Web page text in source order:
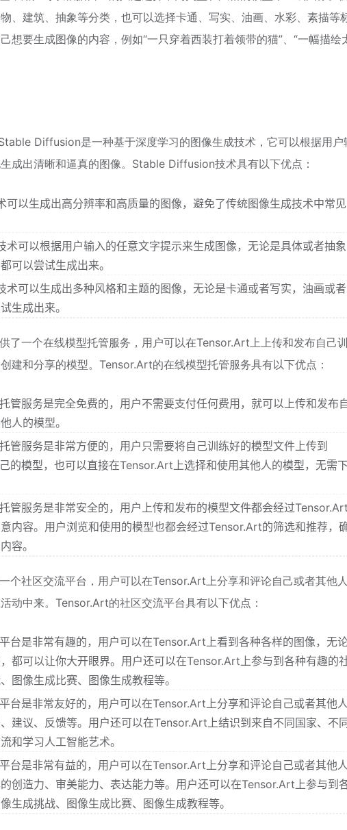
、建筑、抽象等分类，也可以选择卡通、写实、油画、水彩、素描等
想要生成图像的内容，例如“一只穿着西装打着领带的猫”、“一幅描绘
Diffusion是一种基于深度学习的图像生成技术，它可以根据用户
成出清晰和逼真的图像。Stable Diffusion技术具有以下优点：
以生成出高分辨率和高质量的图像，避免了传统图像生成技术中常
可以根据用户输入的任意文字提示来生成图像，无论是具体或者抽
可以尝试生成出来。
可以生成出多种风格和主题的图像，无论是卡通或者写实，油画或
生成出来。
了一个在线模型托管服务，用户可以在Tensor.Art上上传和发布自己
建和分享的模型。Tensor.Art的在线模型托管服务具有以下优点：
管服务是完全免费的，用户不需要支付任何费用，就可以上传和发布
人的模型。
管服务是非常方便的，用户只需要将自己训练好的模型文件上传到
的模型，也可以直接在Tensor.Art上选择和使用其他人的模型，无需
管服务是非常安全的，用户上传和发布的模型文件都会经过
内容。用户浏览和使用的模型也都会经过Tensor.Art的筛选和推荐，
容。
个社区交流平台，用户可以在Tensor.Art上分享和评论自己或者其他
动中来。Tensor.Art的社区交流平台具有以下优点：
台是非常有趣的，用户可以在Tensor.Art上看到各种各样的图像，无
都可以让你大开眼界。用户还可以在Tensor.Art上参与到各种有趣的
图像生成比赛、图像生成教程等。
台是非常友好的，用户可以在Tensor.Art上分享和评论自己或者其他
建议、反馈等。用户还可以在Tensor.Art上结识到来自不同国家、不
和学习人工智能艺术。
台是非常有益的，用户可以在Tensor.Art上分享和评论自己或者其他
创造力、审美能力、表达能力等。用户还可以在Tensor.Art上参与到
生成挑战、图像生成比赛、图像生成教程等。